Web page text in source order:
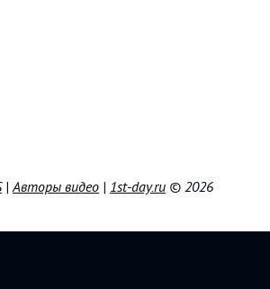
|Авторы видео | 1st-day.ru © 2026